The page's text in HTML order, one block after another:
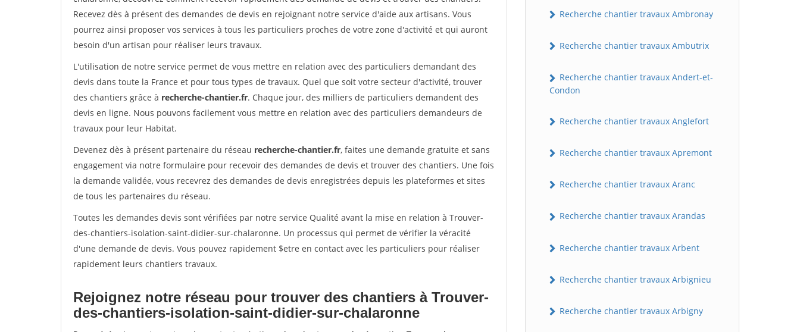
Recevez dès à présent des demandes de devis en rejoignant notre service d'aide aux artisans. Vous
pourrez ainsi proposer vos services à tous les particuliers proches de votre zone d'activité et qui auront
besoin d'un artisan pour réaliser leurs travaux.
L'utilisation de notre service permet de vous mettre en relation avec des particuliers demandant des
devis dans toute la France et pour tous types de travaux. Quel que soit votre secteur d'activité, trouver
des chantiers grâce à recherche-chantier.fr. Chaque jour, des milliers de particuliers demandent des
devis en ligne. Nous pouvons facilement vous mettre en relation avec des particuliers demandeurs de
travaux pour leur Habitat.
Devenez dès à présent partenaire du réseau recherche-chantier.fr, faites une demande gratuite et sans
engagement via notre formulaire pour recevoir des demandes de devis et trouver des chantiers. Une fois
la demande validée, vous recevrez des demandes de devis enregistrées depuis les plateformes et sites
de tous les partenaires du réseau.
Toutes les demandes devis sont vérifiées par notre service Qualité avant la mise en relation à Trouver-
des-chantiers-isolation-saint-didier-sur-chalaronne. Un processus qui permet de vérifier la véracité
d'une demande de devis. Vous pouvez rapidement $etre en contact avec les particuliers pour réaliser
rapidement leurs chantiers travaux.
Rejoignez notre réseau pour trouver des chantiers à Trouver-
des-chantiers-isolation-saint-didier-sur-chalaronne
Recherche chantier travaux Ambronay
Recherche chantier travaux Ambutrix
Recherche chantier travaux Andert-et-
Condon
Recherche chantier travaux Anglefort
Recherche chantier travaux Apremont
Recherche chantier travaux Aranc
Recherche chantier travaux Arandas
Recherche chantier travaux Arbent
Recherche chantier travaux Arbignieu
Recherche chantier travaux Arbigny